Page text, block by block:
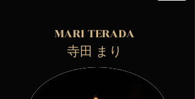
MARI TERADA
​ 寺田 まり